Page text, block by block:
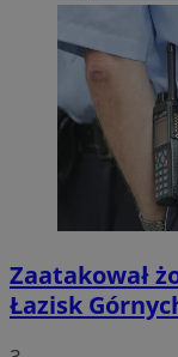
Zaatakował
Łazisk